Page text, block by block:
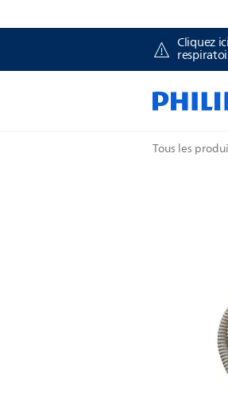
Cliquez
Tous les